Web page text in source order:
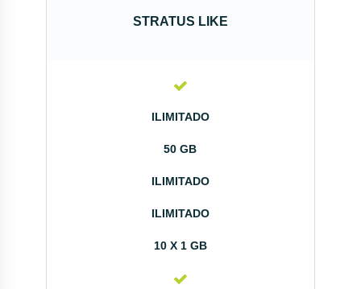
STRATUS LIKE
ILIMITADO
50 GB
ILIMITADO
ILIMITADO
10 X 1 GB